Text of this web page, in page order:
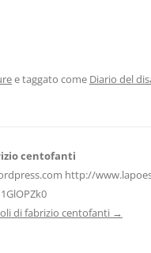
vi
e taggato come Diario del
centofanti
http://
di fabrizio centofanti →